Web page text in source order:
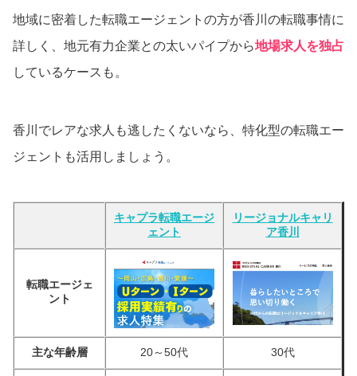
地域に密着した転職エージェントの方が香川の転職事情に
詳しく、地元有力企業との太いパイプから地場求人を独占
しているケースも。
香川でレアな求人も逃したくないなら、特化型の転職エー
ジェントも活用しましょう。
キャプラ転職エージ
ェント
リージョナルキャリ
ア香川
転職エージェ
ント
主な年齢層 20～50代 30代